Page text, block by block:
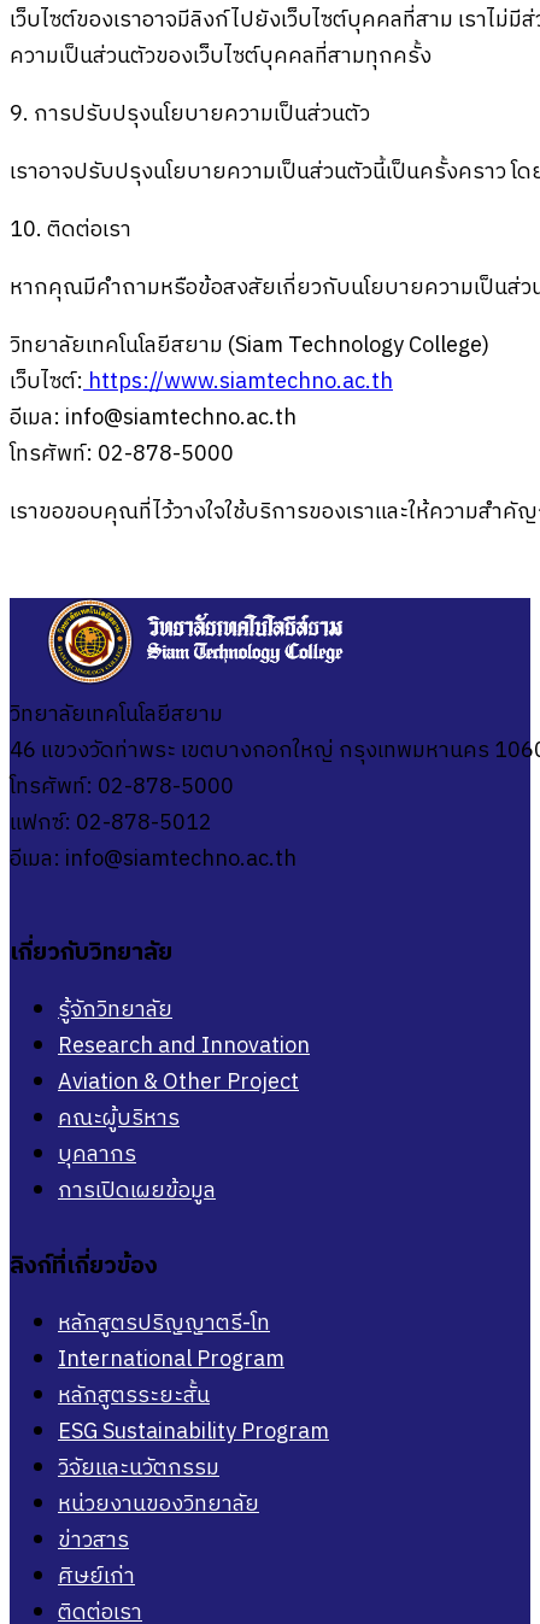
เว็บไซต์ของเราอาจมีลิงก์ไปยังเว็บไซต์บุคคลที่สาม เราไ
ความเป็นส่วนตัวของเว็บไซต์บุคคลที่สามทุกครั้ง
9. การปรับปรุงนโยบายความเป็นส่วนตัว
เราอาจปรับปรุงนโยบายความเป็นส่วนตัวนี้เป็นครั้งคราว โ
10. ติดต่อเรา
หากคุณมีคำถามหรือข้อสงสัยเกี่ยวกับนโยบายความเป็นส่ว
วิทยาลัยเทคโนโลยีสยาม (Siam Technology College)
เว็บไซต์:https://www.siamtechno.ac.th
อีเมล: info@siamtechno.ac.th
โทรศัพท์: 02-878-5000
เราขอขอบคุณที่ไว้วางใจใช้บริการของเราและให้ความสำ
วิทยาลัยเทคโนโลยีสยาม
46 แขวงวัดท่าพระ เขตบางกอกใหญ่ กรุงเทพมหานคร
โทรศัพท์: 02-878-5000
แฟกซ์: 02-878-5012
อีเมล: info@siamtechno.ac.th
เกี่ยวกับวิทยาลัย
รู้จักวิทยาลัย
Research and Innovation
Aviation & Other Project
คณะผู้บริหาร
บุคลากร
การเปิดเผยข้อมูล
ลิงก์ที่เกี่ยวข้อง
หลักสูตรปริญญาตรี-โท
International Program
หลักสูตรระยะสั้น
ESG Sustainability Program
วิจัยและนวัตกรรม
หน่วยงานของวิทยาลัย
ข่าวสาร
ศิษย์เก่า
ติดต่อเรา